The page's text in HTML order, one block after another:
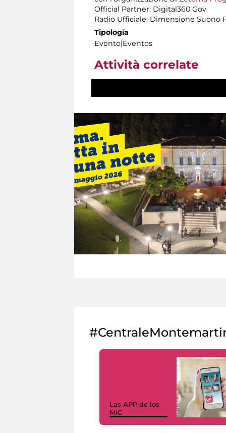
Official Partner: Digital360 Gov
Radio Ufficiale: Dimensione Suono
Tipología
Evento|Eventos
Attività correlate
Las APP de los
MiC